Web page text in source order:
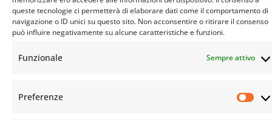
queste tecnologie ci permetterà di elaborare dati come il comportamento di
navigazione o ID unici su questo sito. Non acconsentire o ritirare il consenso
può influire negativamente su alcune caratteristiche e funzioni.
Funzionale Sempre attivo
Preferenze